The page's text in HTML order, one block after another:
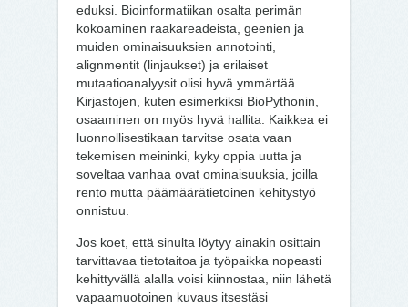
eduksi. Bioinformatiikan osalta perimän
kokoaminen raakareadeista, geenien ja
muiden ominaisuuksien annotointi,
alignmentit (linjaukset) ja erilaiset
mutaatioanalyysit olisi hyvä ymmärtää.
Kirjastojen, kuten esimerkiksi BioPythonin,
osaaminen on myös hyvä hallita. Kaikkea ei
luonnollisestikaan tarvitse osata vaan
tekemisen meininki, kyky oppia uutta ja
soveltaa vanhaa ovat ominaisuuksia, joilla
rento mutta päämäärätietoinen kehitystyö
onnistuu.
Jos koet, että sinulta löytyy ainakin osittain
tarvittavaa tietotaitoa ja työpaikka nopeasti
kehittyvällä alalla voisi kiinnostaa, niin lähetä
vapaamuotoinen kuvaus itsestäsi